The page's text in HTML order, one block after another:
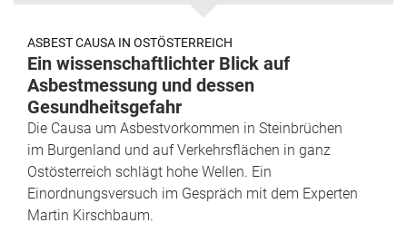
ASBEST CAUSA IN OSTÖSTERREICH
Ein wissenschaftlichter Blick auf
Asbestmessung und dessen
Gesundheitsgefahr
Die Causa um Asbestvorkommen in Steinbrüchen
im Burgenland und auf Verkehrsflächen in ganz
Ostösterreich schlägt hohe Wellen. Ein
Einordnungsversuch im Gespräch mit dem Experten
Martin Kirschbaum.